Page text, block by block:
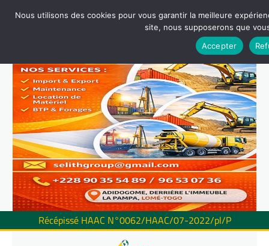
Récépissé HAAC N°0062/HAAC/07-2022/pl/P
Nous utilisons des cookies pour vous garantir la meilleure
site, nous supposerons que
Accepter